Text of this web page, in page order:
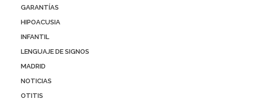
GARANTÍAS
HIPOACUSIA
INFANTIL
LENGUAJE DE SIGNOS
MADRID
NOTICIAS
OTITIS